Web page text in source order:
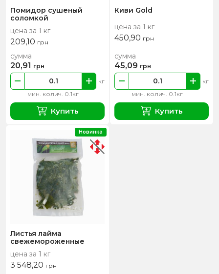
Помидор сушеный
соломкой
цена за 1 кг
209,10 грн
мин. колич. 0.1кг
кг
сумма
20,91 грн
Купить
Киви Gold
цена за 1 кг
450,90 грн
мин. колич. 0.1кг
кг
сумма
45,09 грн
Купить
Листья лайма
свежемороженные
цена за 1 кг
3 548,20 грн
Новинка